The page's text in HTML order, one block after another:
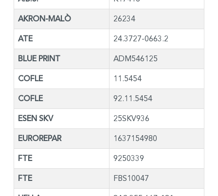
AKRON-MALÒ 26234
ATE 24.3727-0663.2
BLUE PRINT ADM546125
COFLE 11.5454
COFLE 92.11.5454
ESEN SKV 25SKV936
EUROREPAR 1637154980
FTE 9250339
FTE FBS10047